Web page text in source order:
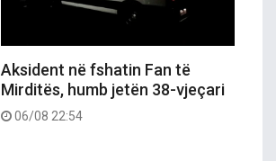
Aksident në fshatin Fan të
Mirditës, humb jetën 38-vjeçari
06/08 22:54